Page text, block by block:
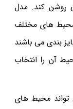
روشن کند. مدل
محیط های مختلف
بندی می باشند
آن را انتخاب
تواند محیط های